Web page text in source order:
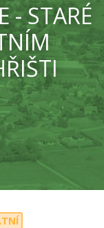
- STARÉ